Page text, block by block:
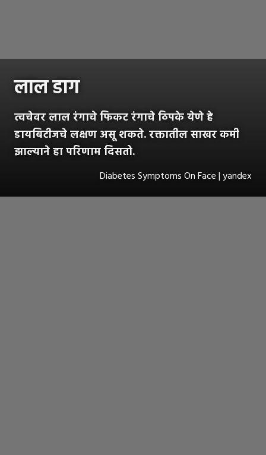
लाल डाग
त्वचेवर लाल रंगाचे फिकट रंगाचे ठिपके येणे हे
डायबिटीजचे लक्षण असू शकते. रक्तातील साखर कमी
झाल्याने हा परिणाम दिसतो.
Diabetes Symptoms On Face | yandex